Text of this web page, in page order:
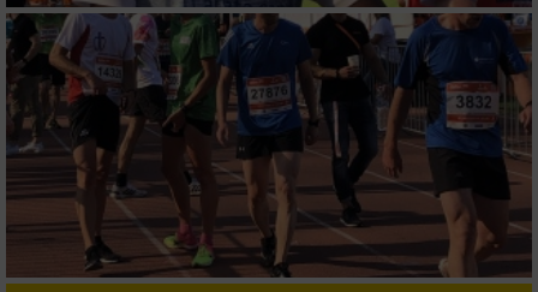
Erstellung von Profilen für personalisierte
Werbung
Verwendung von Profilen zur Auswahl
personalisierter Werbung
Erstellung von Profilen zur Personalisierung
von Inhalten
Verwendung von Profilen zur Auswahl
personalisierter Inhalte